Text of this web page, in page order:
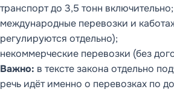
транспорт до 3,5 тонн включительно;
международные перевозки и
регулируются отдельно);
некоммерческие перевозки (без
Важно: в тексте закона отдельно
речь идёт именно о перевозках по